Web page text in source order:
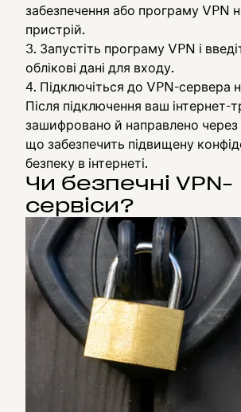
забезпечення або програму VPN
пристрій.
Запустіть програму VPN і
облікові дані для входу.
Підключіться до VPN-сервера
Після підключення ваш інтернет-
зашифровано й направлено
що забезпечить підвищену
безпеку в інтернеті.
Чи безпечні VPN-
сервіси?